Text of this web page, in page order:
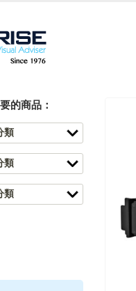
的商品：
類
類
類